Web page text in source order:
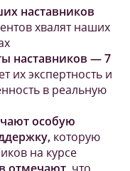
наставников
хвалят наших
наставников — 7
их экспертность и
в реальную
особую
которую
на курсе